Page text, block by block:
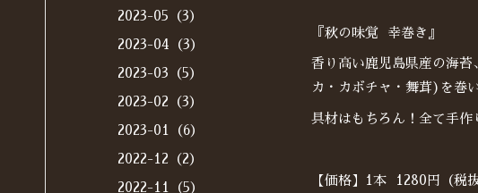
『秋の味覚 幸巻き』
香り高い鹿児島県産の海
カ・カボチャ・舞茸)を巻
具材はもちろん！全て手作
【価格】1本 1280円（税
2023-05（3）
2023-04（3）
2023-03（5）
2023-02（3）
2023-01（6）
2022-12（2）
2022-11（5）